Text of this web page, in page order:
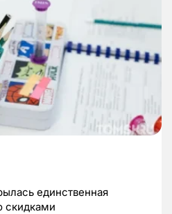
единственная
скидками